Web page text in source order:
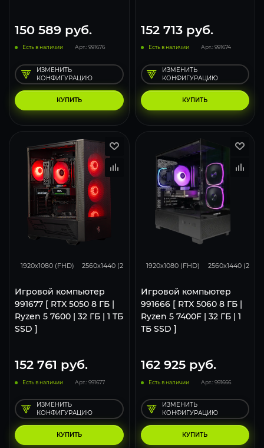
150 589 руб.
Есть в наличии Арт.: 991676
КУПИТЬ
ИЗМЕНИТЬ
КОНФИГУРАЦИЮ
152 713руб.
Есть в наличии Арт.: 991674
КУПИТЬ
ИЗМЕНИТЬ
КОНФИГУРАЦИЮ
1920x1080 (FHD) 2560x1440 (2K) 3840x2160 (4K)
Игровой компьютер
991677 [ RTX 5050 8 ГБ |
Ryzen 5 7600 | 32 ГБ | 1 ТБ
SSD ]
152 761 руб.
Есть в наличии Арт.: 991677
КУПИТЬ
ИЗМЕНИТЬ
КОНФИГУРАЦИЮ
1920x1080 (FHD) 2560x1440 (2K)
Игровой компьютер
991666 [ RTX 5060 8 ГБ |
Ryzen 5 7400F | 32 ГБ | 1
ТБ SSD ]
162 925руб.
Есть в наличии Арт.: 991666
КУПИТЬ
ИЗМЕНИТЬ
КОНФИГУРАЦИЮ